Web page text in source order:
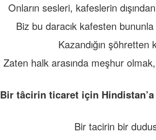
Onların sesleri, kafeslerin
Biz bu daracık kafesten
Kazandığın
Zaten halk arasında meşhur
Bir tâcirin ticaret için
Bir tacirin bir